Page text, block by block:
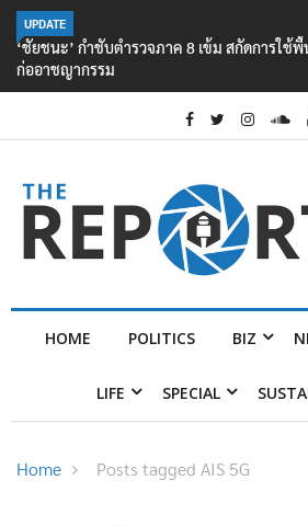
UPDATE
‘ชัยชนะ’ กำชับตำรวจภาค 8 เข้ม สกัดการใช้
ก่ออาชญากรรม
HOME POLITICS BIZ
LIFE SPECIAL
Home Posts tagged AIS 5G